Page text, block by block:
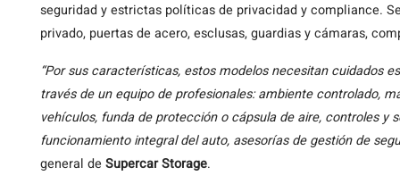
seguridad y estrictas políticas de privacidad y compliance.
privado, puertas de acero, esclusas, guardias y cámaras,
“Por sus características, estos modelos necesitan cuidados
través de un equipo de profesionales: ambiente controlado,
vehículos, funda de protección o cápsula de aire, controles y
funcionamiento integral del auto, asesorías de gestión de
general de Supercar Storage.